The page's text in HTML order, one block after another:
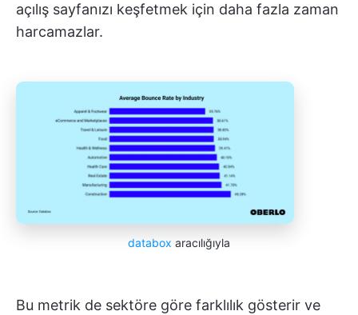
açılış sayfanızı keşfetmek için daha fazla zaman
harcamazlar.
databox aracılığıyla
Bu metrik de sektöre göre farklılık gösterir ve